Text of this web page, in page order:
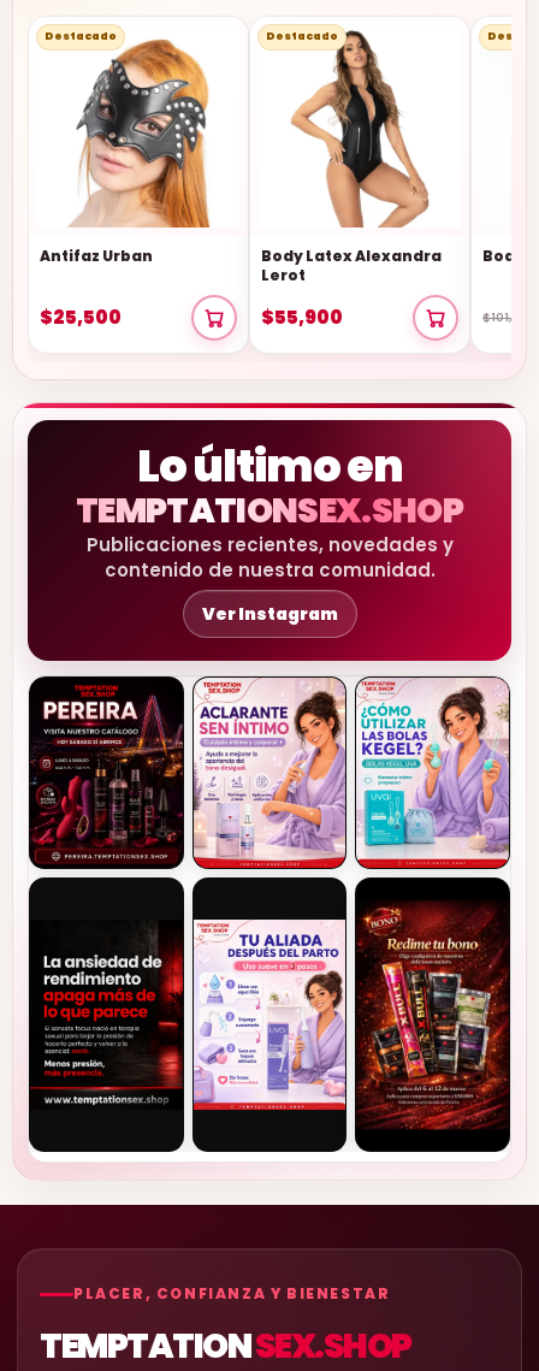
Destacado
Antifaz Urban
$25,500
Destacado
Body Latex Alexandra
Lerot
$55,900
Body
$101,900
Lo último en
TEMPTATIONSEX.SHOP
Publicaciones recientes, novedades y
contenido de nuestra comunidad.
Ver Instagram
PLACER, CONFIANZA Y BIENESTAR
TEMPTATIONSEX.SHOP